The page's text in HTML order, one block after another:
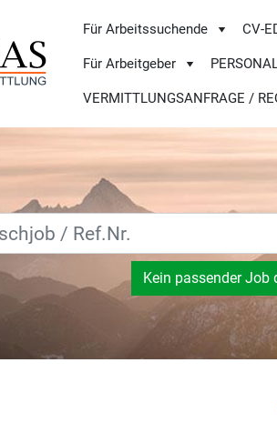
Für Arbeitssuchende CV-
Für Arbeitgeber
VERMITTLUNGSANFRAGE /
Kein passender Job